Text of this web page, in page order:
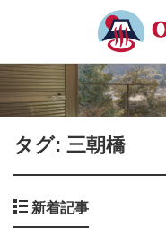
タグ: 三朝橋
新着記事